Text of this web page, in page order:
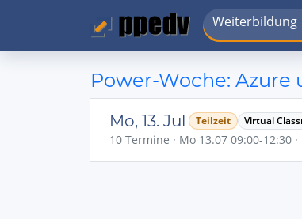
Weiterbildung
Power-Woche: Azure
Mo, 13. Jul Teilzeit Virtual
10 Termine · Mo 13.07 09:00-12:30